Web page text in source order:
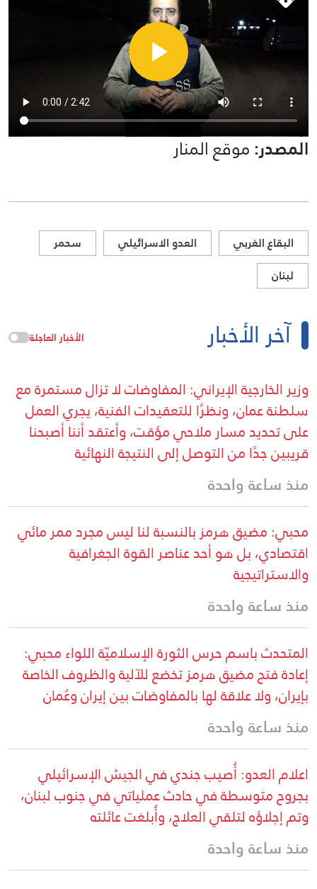
المصدر:موقع المنار
البقاع الغربي العدو الاسرائيلي
سحمر
لبنان
آخر الأخبار الأخبار العاجلة
وزير الخارجية الإيراني: المفاوضات لا تزال مستمرة مع
سلطنة عمان، ونظرًا للتعقيدات الفنية، يجري العمل
على تحديد مسار ملاحي مؤقت، وأعتقد أننا أصبحنا
قريبين جدًا من التوصل إلى النتيجة النهائية
منذ ساعة واحدة
محبي: مضيق هرمز بالنسبة لنا ليس مجرد ممر مائي
اقتصادي، بل هو أحد عناصر القوة الجغرافية
والاستراتيجية
منذ ساعة واحدة
المتحدث باسم حرس الثورة الإسلاميّة اللواء محبي:
إعادة فتح مضيق هرمز تخضع للآلية والظروف الخاصة
بإيران، ولا علاقة لها بالمفاوضات بين إيران وعُمان
منذ ساعة واحدة
اعلام العدو: أُصيب جندي في الجيش الإسرائيلي
بجروح متوسطة في حادث عملياتي في جنوب لبنان،
وتم إجلاؤه لتلقي العلاج، وأُبلغت عائلته
منذ ساعة واحدة